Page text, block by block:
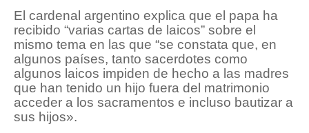
El cardenal argentino explica que el papa ha
recibido “varias cartas de laicos” sobre el
mismo tema en las que “se constata que, en
algunos países, tanto sacerdotes como
algunos laicos impiden de hecho a las madres
que han tenido un hijo fuera del matrimonio
acceder a los sacramentos e incluso bautizar a
sus hijos».